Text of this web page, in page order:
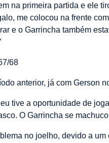
na primeira partida e ele
me colocou na frente
e o Garrincha também
68
anterior, já com Gerson
tive a oportunidade de
O Garrincha se
no joelho, devido a